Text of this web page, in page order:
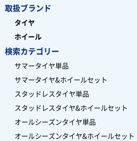
取扱ブランド
タイヤ
ホイール
検索カテゴリー
サマータイヤ単品
サマータイヤ&ホイールセット
スタッドレスタイヤ単品
スタッドレスタイヤ&ホイールセット
オールシーズンタイヤ単品
オールシーズンタイヤ&ホイールセット